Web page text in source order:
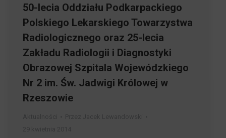
50-lecia Oddziału Podkarpackiego
Polskiego Lekarskiego Towarzystwa
Radiologicznego oraz 25-lecia
Zakładu Radiologii i Diagnostyki
Obrazowej Szpitala Wojewódzkiego
Nr 2 im. Św. Jadwigi Królowej w
Rzeszowie